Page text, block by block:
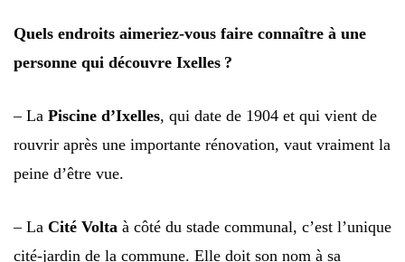
Quels endroits aimeriez-vous faire connaître à une
personne qui découvre Ixelles ?
– La Piscine d’Ixelles, qui date de 1904 et qui vient de
rouvrir après une importante rénovation, vaut vraiment la
peine d’être vue.
– La Cité Volta à côté du stade communal, c’est l’unique
cité-jardin de la commune. Elle doit son nom à sa